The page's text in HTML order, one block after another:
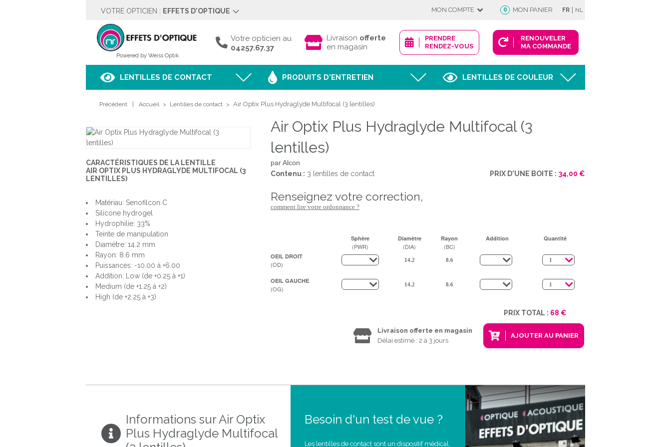
VOTRE OPTICIEN : EFFETS D'OPTIQUE
Rue des Moulins 5
04257.67.37
Voir sur le plan
HORAIRES
Lundi
Fermé
Jeudi
9h00 à 18h00
Vendredi
Dimanche
Fermé
MON COMPTE
Déjà client ?
Afficher
Mot de passe oublié
JE M'IDENTIFIE
Nouveau client ?
CRÉER MON COMPTE
0 MON PANIER FR | NL
Powered by Weiss Optik
Votre opticien au
04257.67.37
Livraison offerte
en magasin
PRENDRE
RENDEZ-VOUS
RENOUVELER
MA COMMANDE
LENTILLES DE CONTACT PRODUITS D'ENTRETIEN LENTILLES DE COULEUR
Précédent Accueil > Lentilles de contact > Air Optix Plus Hydraglyde Multifocal (3 lentilles)
Air Optix Plus Hydraglyde Multifocal (3
lentilles)
par Alcon
Contenu : 3 lentilles de contact PRIX D'UNE BOITE : 34,00 €
renseignez votre correction,
comment lire votre ordonnance ?
Sphère
(PWR)
Diamètre
(DIA)
Rayon
(BC)
Addition Quantité
OEIL DROIT
(OD)
OEIL GAUCHE
(OG)
PRIX TOTAL : 68 €
AJOUTER AU PANIER
Livraison offerte en magasin
Délai estimé : 2 à 3 jours
CARACTÉRISTIQUES DE LA LENTILLE
AIR OPTIX PLUS HYDRAGLYDE MULTIFOCAL (3
LENTILLES)
Matériau: Senofilcon C
Silicone hydrogel
Hydrophilie: 33%
Teinte de manipulation
Diamètre: 14.2 mm
Rayon: 8.6 mm
Puissances: -10.00 à +6.00
Addition: Low (de +0.25 à +1)
Medium (de +1.25 à +2)
High (de +2.25 à +3)
Informations sur Air Optix
Plus Hydraglyde Multifocal
Besoin d'un test de vue ?
Les lentilles de contact sont un dispositif médical.